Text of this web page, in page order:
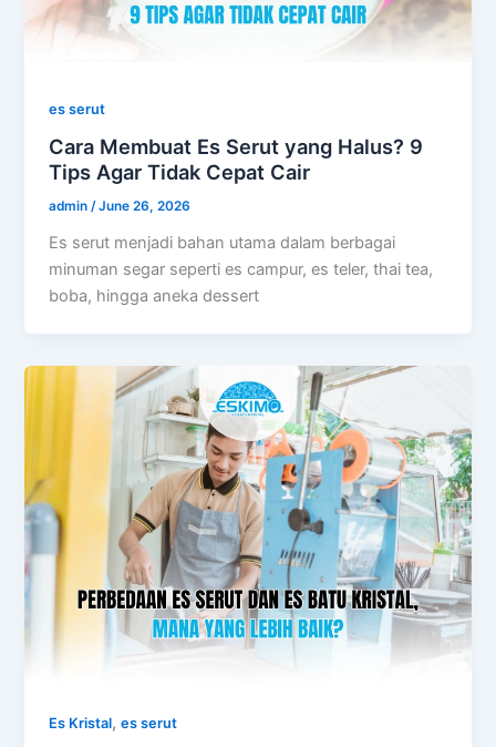
es serut
Cara Membuat Es Serut yang Halus? 9
Tips Agar Tidak Cepat Cair
admin/June 26, 2026
Es serut menjadi bahan utama dalam berbagai
minuman segar seperti es campur, es teler, thai tea,
boba, hingga aneka dessert
Es Kristal,es serut